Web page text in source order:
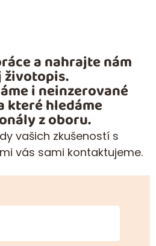
a nahrajte nám
životopis.
i neinzerované
které hledáme
z oboru.
vašich zkušeností s
vás sami kontaktujeme.